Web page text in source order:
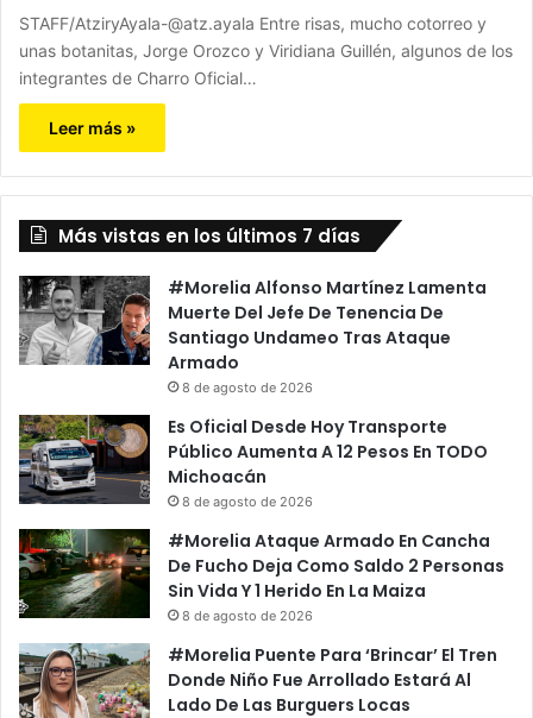
STAFF/AtziryAyala-@atz.ayala Entre risas, mucho cotorreo y
unas botanitas, Jorge Orozco y Viridiana Guillén, algunos de los
integrantes de Charro Oficial…
Leer más »
Más vistas en los últimos 7 días
#Morelia Alfonso Martínez Lamenta
Muerte Del Jefe De Tenencia De
Santiago Undameo Tras Ataque
Armado
8 de agosto de 2026
Es Oficial Desde Hoy Transporte
Público Aumenta A 12 Pesos En TODO
Michoacán
8 de agosto de 2026
#Morelia Ataque Armado En Cancha
De Fucho Deja Como Saldo 2 Personas
Sin Vida Y 1 Herido En La Maiza
8 de agosto de 2026
#Morelia Puente Para ‘Brincar’ El Tren
Donde Niño Fue Arrollado Estará Al
Lado De Las Burguers Locas